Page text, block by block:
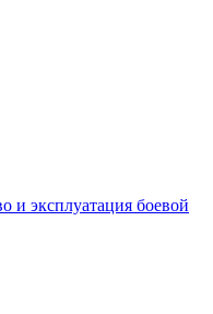
и эксплуатация боевой